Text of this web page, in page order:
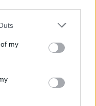
my
přibyly
u Trhové Kamenice na
přibyly pachové